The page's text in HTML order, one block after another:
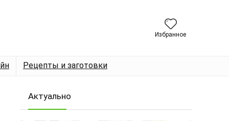
Избранное
Рецепты и заготовки
Актуально